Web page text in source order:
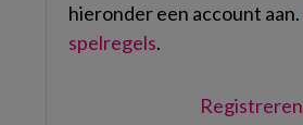
hieronder een account aan.
spelregels.
Registreren